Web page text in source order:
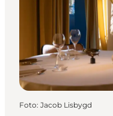
Overnatning
Planlæg ferien
Foto: Jacob Lisbygd